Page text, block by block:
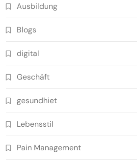
Ausbildung
Blogs
digital
Geschäft
gesundhiet
Lebensstil
Pain Management